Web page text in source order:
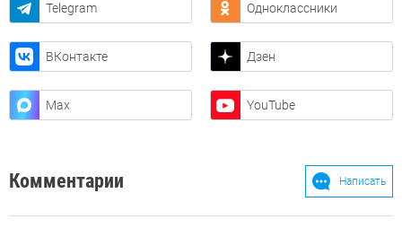
Telegram Одноклассники
ВКонтакте Дзен
Max YouTube
Комментарии Написать